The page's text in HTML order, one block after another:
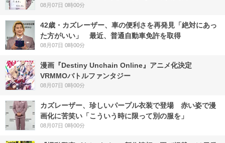
08月07日 0時00分
42歳・カズレーザー、車の便利さを再発見「絶対にあっ
た方がいい」 最近、普通自動車免許を取得
08月07日 0時00分
漫画『Destiny Unchain Online』アニメ化決定
VRMMOバトルファンタジー
08月07日 0時00分
カズレーザー、珍しいパープル衣装で登場 赤い姿で漫
画化に苦笑い「こういう時に限って別の服を」
08月07日 0時00分